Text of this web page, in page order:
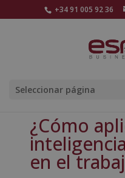
+34 91 005 92 36
Seleccionar página
¿Cómo
en el